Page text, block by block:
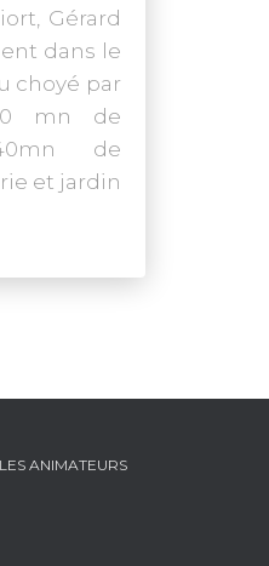
Gérard
dans le
choyé par
mn de
de
et jardin
LES ANIMATEURS